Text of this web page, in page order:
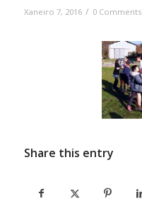
Xaneiro 7, 2016 / 0 Comments
Share this entry